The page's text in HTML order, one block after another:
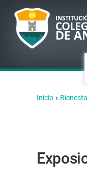
Inicio ›